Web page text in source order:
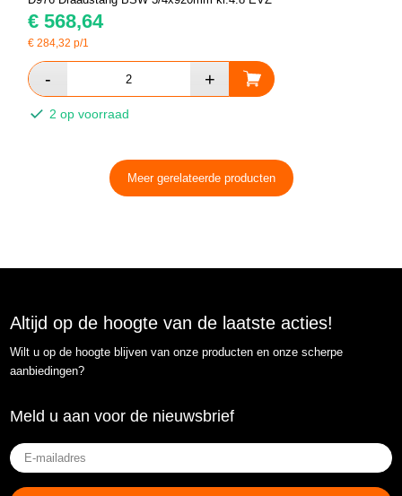
€ 568,64
€284,32 p/1
2 op voorraad
Meer gerelateerde producten
Altijd op de hoogte van de laatste acties!
Wilt u op de hoogte blijven van onze producten en onze scherpe
aanbiedingen?
Meld u aan voor de nieuwsbrief
E-
mailadres(Vereist)